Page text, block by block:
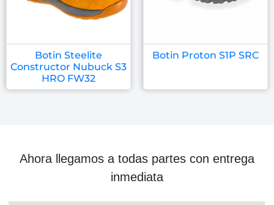
Botin Steelite
Constructor Nubuck S3
HRO FW32
Botin Proton S1P SRC
Ahora llegamos a todas partes con entrega
inmediata